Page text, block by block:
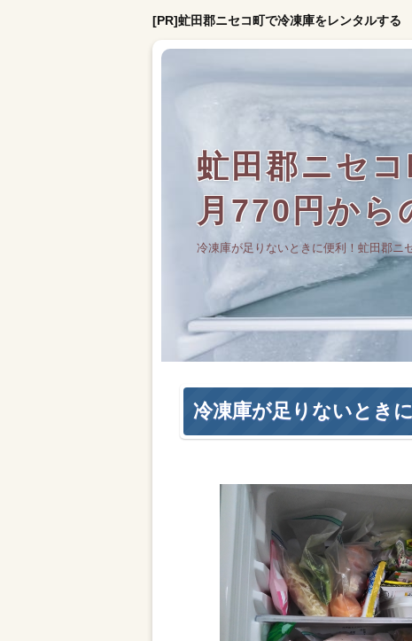
[PR]虻田郡ニセコ町で冷凍庫をレンタルする
虻田郡ニセ
月770円から
冷凍庫が足りないときに便利！虻田郡ニ
冷凍庫が足りないとき